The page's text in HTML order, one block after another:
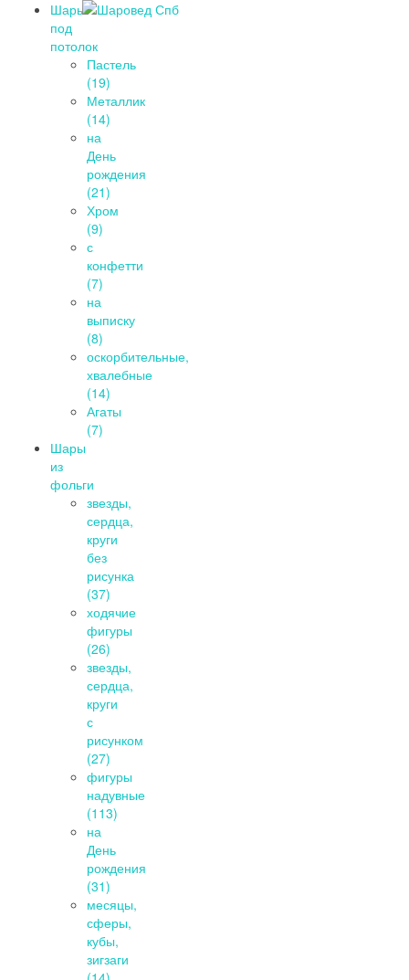
Шары
под
потолок
Пастель
(19)
Металлик
(14)
на
День
рождения
(21)
Хром
(9)
с
конфетти
(7)
на
выписку
(8)
оскорбительные,
хвалебные
(14)
Агаты
(7)
Шары
из
фольги
звезды,
сердца,
круги
без
рисунка
(37)
ходячие
фигуры
(26)
звезды,
сердца,
круги
с
рисунком
(27)
фигуры
надувные
(113)
на
День
рождения
(31)
месяцы,
сферы,
кубы,
зигзаги